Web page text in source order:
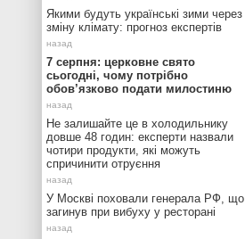
Якими будуть українські зими через
зміну клімату: прогноз експертів
7 серпня: церковне свято
сьогодні, чому потрібно
обов’язково подати милостиню
Не залишайте це в холодильнику
довше 48 годин: експерти назвали
чотири продукти, які можуть
спричинити отруєння
У Москві поховали генерала РФ, що
загинув при вибуху у ресторані